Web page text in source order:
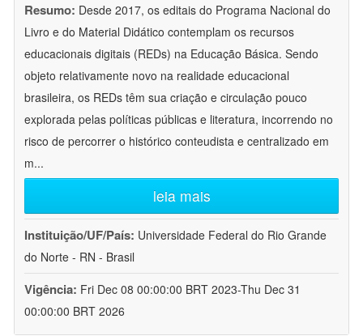
Resumo: Desde 2017, os editais do Programa Nacional do
Livro e do Material Didático contemplam os recursos
educacionais digitais (REDs) na Educação Básica. Sendo
objeto relativamente novo na realidade educacional
brasileira, os REDs têm sua criação e circulação pouco
explorada pelas políticas públicas e literatura, incorrendo no
risco de percorrer o histórico conteudista e centralizado em
m...
leia mais
Instituição/UF/País: Universidade Federal do Rio Grande
do Norte - RN - Brasil
Vigência: Fri Dec 08 00:00:00 BRT 2023-Thu Dec 31
00:00:00 BRT 2026